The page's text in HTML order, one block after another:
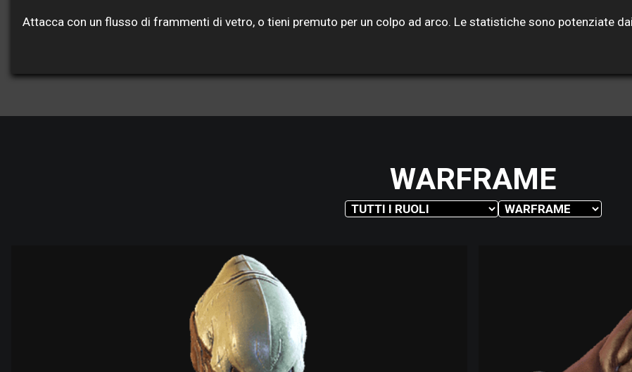
Attacca con un flusso di frammenti di vetro, o tieni premuto per un colpo ad arco. Le statistiche sono potenziate
WARFRAME